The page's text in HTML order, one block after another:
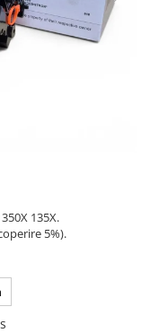
135X.
5%).